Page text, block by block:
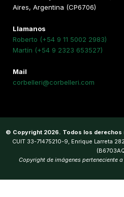
Aires, Argentina (CP6706)
Llamanos
Roberto (+54 9 11 5002 2983)
Martín (+54 9 2323 653527)
Mail
corbelleri@corbelleri.com
© Copyright 2026. Todos los derechos
CUIT 33-71475210-9, Enrique Larreta
Copyright de imágenes perteneciente